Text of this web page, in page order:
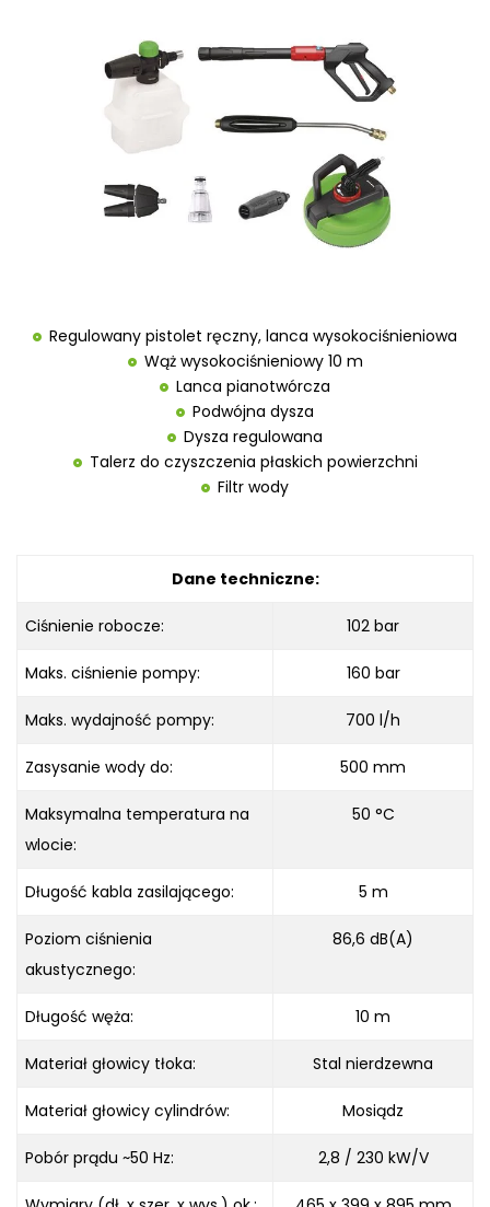
Regulowany pistolet ręczny, lanca wysokociśnieniowa
Wąż wysokociśnieniowy 10 m
Lanca pianotwórcza
Podwójna dysza
Dysza regulowana
Talerz do czyszczenia płaskich powierzchni
Filtr wody
Dane techniczne:
Ciśnienie robocze: 102 bar
Maks. ciśnienie pompy: 160 bar
Maks. wydajność pompy: 700 l/h
Zasysanie wody do: 500 mm
Maksymalna temperatura na
wlocie:
50 °C
Długość kabla zasilającego: 5 m
Poziom ciśnienia
akustycznego:
86,6 dB(A)
Długość węża: 10 m
Materiał głowicy tłoka: Stal nierdzewna
Materiał głowicy cylindrów: Mosiądz
Pobór prądu ~50 Hz: 2,8 / 230 kW/V